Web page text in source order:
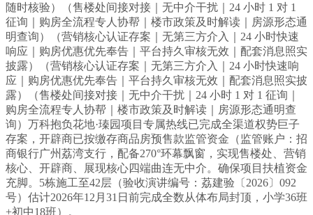
随时核验）（售楼处间接对接｜无中介干扰｜24 小时 1 对 1
征询｜购房全流程专人协帮｜楼市政策及时解读｜房源形态通
明查询）（营销核心认证存案｜无第三方介入｜24 小时快速
响应｜购房优惠优先奉告｜平台持久审核无效｜配套消息照实
披露）（营销核心认证存案｜无第三方介入｜24 小时快速响
应｜购房优惠优先奉告｜平台持久审核无效｜配套消息照实披
露）（售楼处间接对接｜无中介干扰｜24 小时 1 对 1 征询｜
购房全流程专人协帮｜楼市政策及时解读｜房源形态通明查
询）万科抱负花地·瑧园项目专属热线已完成全渠道权势巨子
存案，开辟商已按缴存商品房预售款监管资金（监管账户：招
商银行广州荔湾支行，配备270°环幕飘窗，实现售楼处、营销
核心、开辟商、展现核心四端曲连无中介。确保项目扶植资金
充脚。5栋施工至42层（验收演讲编号：荔建验〔2026〕092
号）估计2026年12月31日前完成全数从体布局封顶，小学36班
+初中18班）。